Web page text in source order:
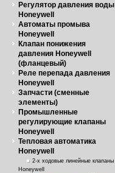
Регулятор давления воды
Honeywell
Автоматы промыва
Honeywell
Клапан понижения
давления Honeywell
(фланцевый)
Реле перепада давления
Honeywell
Запчасти (сменные
элементы)
Промышленные
регулирующие клапаны
Honeywell
Тепловая автоматика
Honeywell
2-х ходовые линейные клапаны
Honeywell